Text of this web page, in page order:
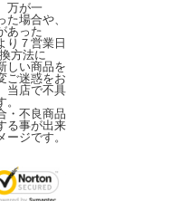
万が一
場合や、
あった
り７営業日
方法に
しい商品を
ご迷惑をお
当店で不具
・不良商品
る事が出来
ジです。